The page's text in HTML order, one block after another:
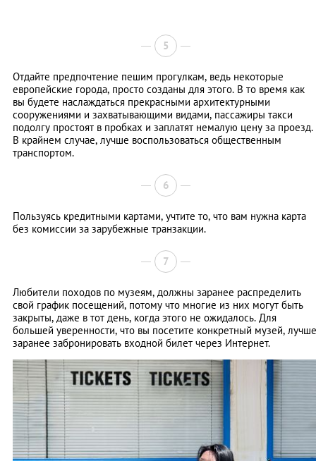
5
Отдайте предпочтение пешим прогулкам, ведь некоторые
европейские города, просто созданы для этого. В то время как
вы будете наслаждаться прекрасными архитектурными
сооружениями и захватывающими видами, пассажиры такси
подолгу простоят в пробках и заплатят немалую цену за проезд.
В крайнем случае, лучше воспользоваться общественным
транспортом.
6
Пользуясь кредитными картами, учтите то, что вам нужна карта
без комиссии за зарубежные транзакции.
7
Любители походов по музеям, должны заранее распределить
свой график посещений, потому что многие из них могут быть
закрыты, даже в тот день, когда этого не ожидалось. Для
большей уверенности, что вы посетите конкретный музей, лучше
заранее забронировать входной билет через Интернет.